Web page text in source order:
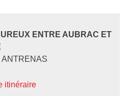
ENTRE AUBRAC ET
ANTRENAS
itinéraire